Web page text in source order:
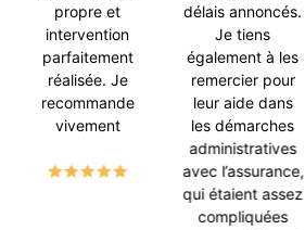
propre et
intervention
parfaitement
réalisée. Je
recommande
vivement
délais annoncés.
Je tiens
également à les
remercier pour
leur aide dans
les démarches
administratives
avec l’assurance,
qui étaient assez
compliquées